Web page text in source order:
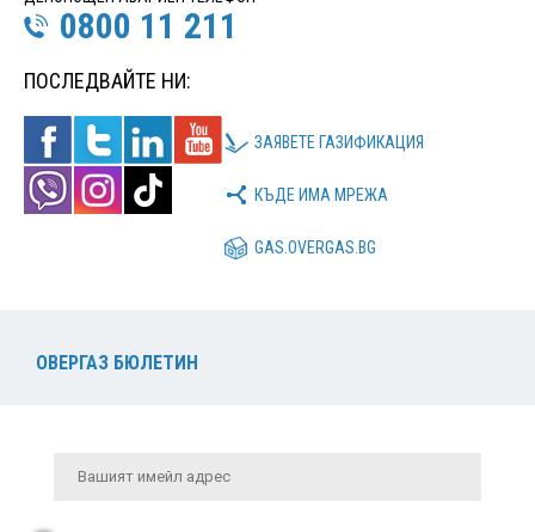
0800 11 211
ПОСЛЕДВАЙТЕ НИ:
ЗАЯВЕТЕ ГАЗИФИКАЦИЯ
КЪДЕ ИМА МРЕЖА
GAS.OVERGAS.BG
ОВЕРГАЗ БЮЛЕТИН